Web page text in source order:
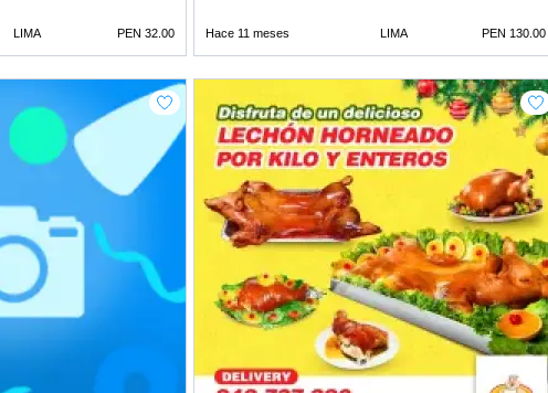
LIMA PEN 32.00 Hace 11 meses LIMA PEN 130.00